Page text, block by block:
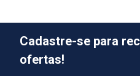
Cadastre-se para
ofertas!